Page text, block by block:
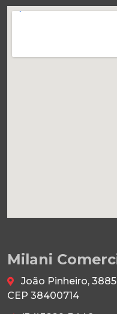
Milani
João Pinheiro,
CEP 38400714